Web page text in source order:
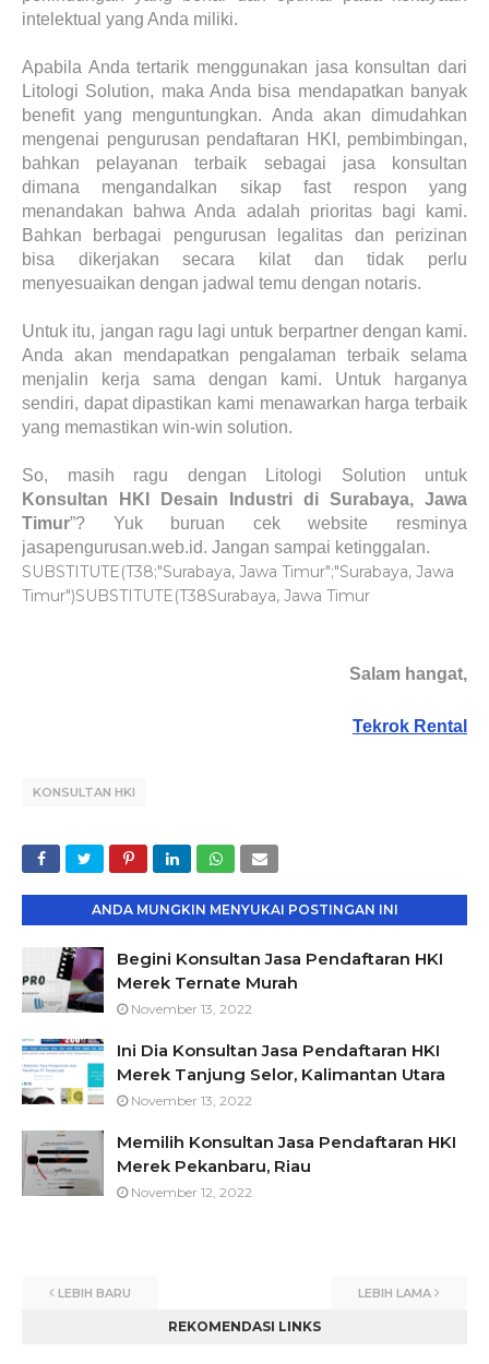
intelektual yang Anda miliki.
Apabila Anda tertarik menggunakan jasa konsultan dari
Litologi Solution, maka Anda bisa mendapatkan banyak
benefit yang menguntungkan. Anda akan dimudahkan
mengenai pengurusan pendaftaran HKI, pembimbingan,
bahkan pelayanan terbaik sebagai jasa konsultan
dimana mengandalkan sikap fast respon yang
menandakan bahwa Anda adalah prioritas bagi kami.
Bahkan berbagai pengurusan legalitas dan perizinan
bisa dikerjakan secara kilat dan tidak perlu
menyesuaikan dengan jadwal temu dengan notaris.
Untuk itu, jangan ragu lagi untuk berpartner dengan kami.
Anda akan mendapatkan pengalaman terbaik selama
menjalin kerja sama dengan kami. Untuk harganya
sendiri, dapat dipastikan kami menawarkan harga terbaik
yang memastikan win-win solution.
So, masih ragu dengan Litologi Solution untuk
Konsultan HKI Desain Industri di Surabaya, Jawa
Timur”? Yuk buruan cek website resminya
jasapengurusan.web.id. Jangan sampai ketinggalan.
SUBSTITUTE(T38;"Surabaya, Jawa Timur";"Surabaya, Jawa
Timur")SUBSTITUTE(T38Surabaya, Jawa Timur
Salam hangat,
Tekrok Rental
KONSULTAN HKI
ANDA MUNGKIN MENYUKAI POSTINGAN INI
Begini Konsultan Jasa Pendaftaran HKI
Merek Ternate Murah
November 13, 2022
Ini Dia Konsultan Jasa Pendaftaran HKI
Merek Tanjung Selor, Kalimantan Utara
November 13, 2022
Memilih Konsultan Jasa Pendaftaran HKI
Merek Pekanbaru, Riau
November 12, 2022
LEBIH BARU LEBIH LAMA
REKOMENDASI LINKS